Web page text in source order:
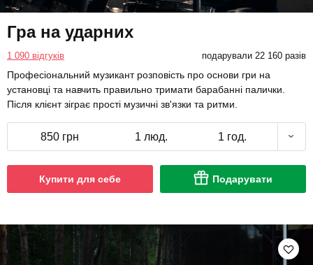
Гра на ударних
1 090 відгуків подарували 22 160 разів
Професіональний музикант розповість про основи гри на
установці та навчить правильно тримати барабанні палички.
Після клієнт зіграє прості музичні зв'язки та ритми.
850 грн 1 люд. 1 год.
Купити для себе Подарувати